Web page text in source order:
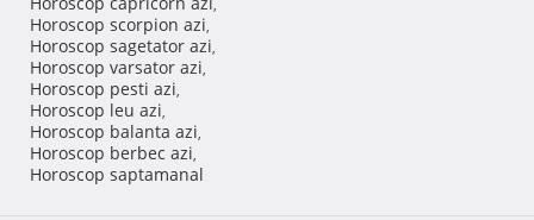
,
Horoscop scorpion azi,
Horoscop sagetator azi,
Horoscop varsator azi,
Horoscop pesti azi,
Horoscop leu azi,
Horoscop balanta azi,
Horoscop berbec azi,
Horoscop saptamanal